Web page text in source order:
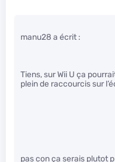
manu28 a écrit :
Tiens, sur Wii U ça
plein de raccourcis sur
pas con ça serais plutot